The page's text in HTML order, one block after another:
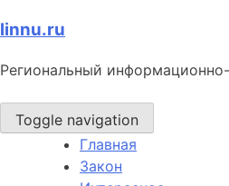
Skip
content
linnu.ru
Региональный
Toggle navigation
Главная
Закон